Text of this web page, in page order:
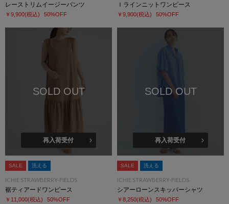
レーストリムイージーパンツ
￥9,900(税込) 50%OFF
Ｉラインニットワンピース
￥9,900(税込) 50%OFF
SOLD OUT
再入荷受付
SALE 洗える
ICHIE STRAWBERRY-FIELDS
裾ティアードワンピース
￥11,000(税込) 50%OFF
SOLD OUT
再入荷受付
SALE 洗える
ICHIE STRAWBERRY-FIELDS
シアーローンスキッパーシャツ
￥8,250(税込) 50%OFF